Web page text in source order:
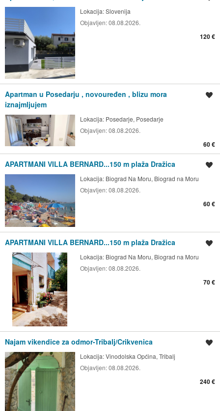
Lokacija:Slovenija
Objavljen:08.08.2026.
120 €
Apartman u Posedarju , novouređen , blizu mora
iznajmljujem
Lokacija: Posedarje, Posedarje
Objavljen:08.08.2026.
60 €
APARTMANI VILLA BERNARD...150 m plaža Dražica
Lokacija: Biograd Na Moru, Biograd na Moru
Objavljen:08.08.2026.
60 €
APARTMANI VILLA BERNARD...150 m plaža Dražica
Lokacija: Biograd Na Moru, Biograd na Moru
Objavljen:08.08.2026.
70 €
Najam vikendice za odmor-Tribalj/Crikvenica
Lokacija:Vinodolska Općina, Tribalj
Objavljen:08.08.2026.
240 €